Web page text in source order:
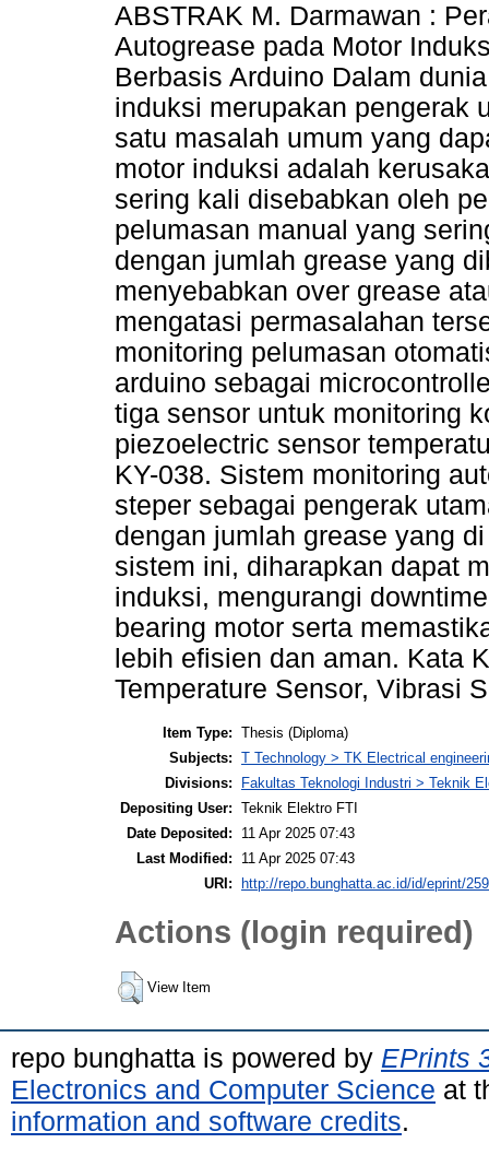
ABSTRAK M. Darmawan :
Autogrease pada Motor
Berbasis Arduino Dalam
induksi merupakan pengerak
satu masalah umum yang
motor induksi adalah
sering kali disebabkan oleh
pelumasan manual yang
dengan jumlah grease yang
menyebabkan over grease
mengatasi permasalahan
monitoring pelumasan
arduino sebagai
tiga sensor untuk monitoring
piezoelectric sensor
KY-038. Sistem monitoring
steper sebagai pengerak
dengan jumlah grease yang
sistem ini, diharapkan dapat
induksi, mengurangi
bearing motor serta
lebih efisien dan aman. Kata
Temperature Sensor, Vibrasi
Item Type: Thesis (Diploma)
Subjects: T Technology > TK Electrical
Divisions:
Fakultas Teknologi Industri > Teknik
Depositing User: Teknik Elektro FTI
Date Deposited:
11 Apr 2025 07:43
Last Modified:
11 Apr 2025 07:43
URI:
http://repo.bunghatta.ac.id/id/eprint/
Actions (login required)
View Item
repo bunghatta is powered by EPrints
Electronics and Computer Science at
information and software credits.